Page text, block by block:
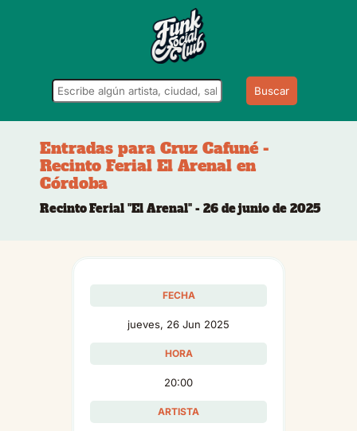
Buscar
Entradas para Cruz Cafuné -
Recinto Ferial El Arenal en
Córdoba
Recinto Ferial "El Arenal" - 26 de junio de 2025
FECHA
jueves, 26 Jun 2025
HORA
20:00
ARTISTA